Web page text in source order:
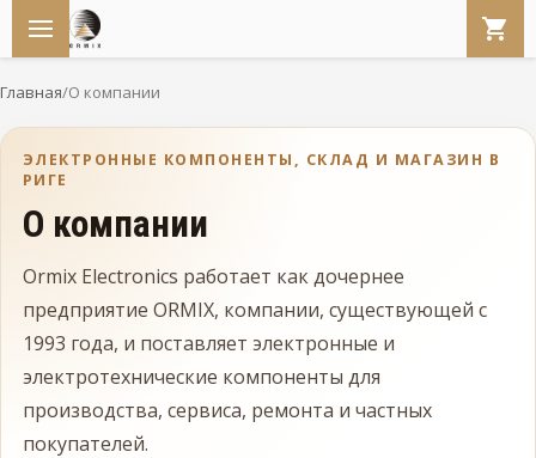
Главная/О компании
ЭЛЕКТРОННЫЕ КОМПОНЕНТЫ, СКЛАД И МАГАЗИН В
РИГЕ
О компании
Ormix Electronics работает как дочернее
предприятие ORMIX, компании, существующей с
1993 года, и поставляет электронные и
электротехнические компоненты для
производства, сервиса, ремонта и частных
покупателей.